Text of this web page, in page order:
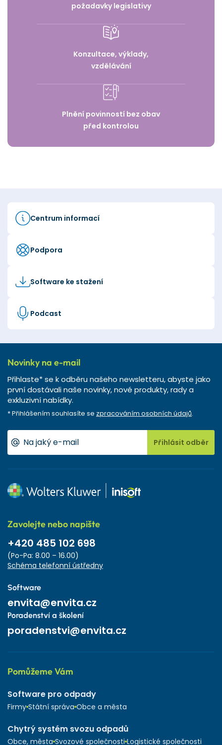
požadavky legislativy
Konzultace, výklady,
vzdělávání
Plnění povinností bez obav
před kontrolou
Centrum informací
Podpora
Software ke stažení
Podcast
Novinky na e-mail
Přihlaste* se k odběru našeho newsletteru, abyste jako
první dostávali naše novinky, nové produkty, rady a
exkluzivní nabídky.
* Přihlášením souhlasíte se zpracováním osobních údajů.
Přihlásit odběr
Zavolejte nebo napište
+420 485 102 698
(Po-Pa: 8.00 – 16.00)
Schéma telefonní ústředny
Software
envita@envita.cz
Poradenství a školení
poradenstvi@envita.cz
Pomůžeme Vám
Software pro odpady
Firmy Státní správa Obce a města
Chytrý systém svozu odpadů
Obce, města Svozové společnosti Logistické společnosti